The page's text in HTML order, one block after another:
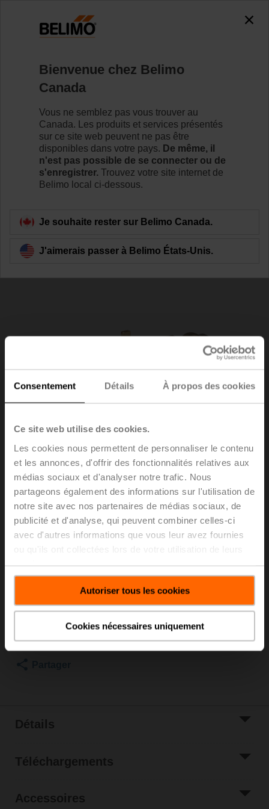
Consentement Détails À propos des cookies
Ce site web utilise des cookies.
Les cookies nous permettent de personnaliser le contenu
et les annonces, d'offrir des fonctionnalités relatives aux
médias sociaux et d'analyser notre trafic. Nous
partageons également des informations sur l'utilisation de
notre site avec nos partenaires de médias sociaux, de
publicité et d'analyse, qui peuvent combiner celles-ci
avec d'autres informations que vous leur avez fournies
Autoriser tous les cookies
Cookies nécessaires uniquement
accessing the absolute URL
"https://www.belimo.com/ca/fr_CA/~mgnlArea=cookies~".
https://www.belimo.com/ca/fr_CA/~mgnlArea=cookies~
Z2050QPF-J
En savoir plus
Z2050QPF-J
Prix courant
C$94.00
panier
Ajouter à la liste
de projet
Détails
Téléchargements
Accessoires
Bienvenue chez Belimo
Canada
Vous ne semblez pas vous trouver au
Canada. Les produits et services présentés
sur ce site web peuvent ne pas être
disponibles dans votre pays. De même, il
n'est pas possible de se connecter ou de
s'enregistrer. Trouvez votre site internet de
Belimo local ci-dessous.
Je souhaite rester sur Belimo Canada.
J'aimerais passer à Belimo États-Unis.